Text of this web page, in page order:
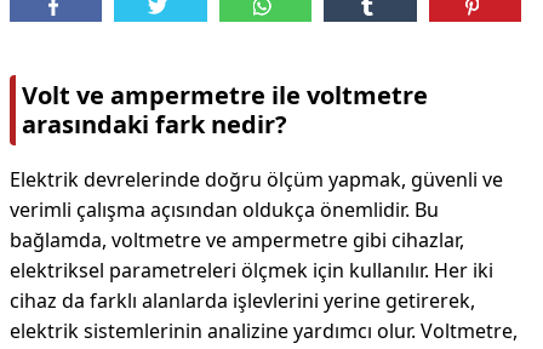
Volt ve ampermetre ile voltmetre
arasındaki fark nedir?
Elektrik devrelerinde doğru ölçüm yapmak, güvenli ve
verimli çalışma açısından oldukça önemlidir. Bu
bağlamda, voltmetre ve ampermetre gibi cihazlar,
elektriksel parametreleri ölçmek için kullanılır. Her iki
cihaz da farklı alanlarda işlevlerini yerine getirerek,
elektrik sistemlerinin analizine yardımcı olur. Voltmetre,